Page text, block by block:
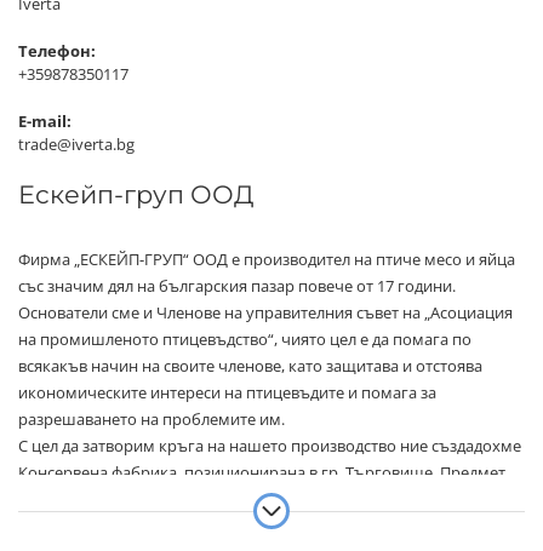
Телефон:
+359878350117
E-mail:
trade@iverta.bg
Ескейп-груп ООД
Фирма „ЕСКЕЙП-ГРУП“ ООД е производител на птиче месо и яйца
със значим дял на българския пазар повече от 17 години.
Основатели сме и Членове на управителния съвет на „Асоциация
на промишленото птицевъдство“, чиято цел е да помага по
всякакъв начин на своите членове, като защитава и отстоява
икономическите интереси на птицевъдите и помага за
разрешаването на проблемите им.
С цел да затворим кръга на нашето производство ние създадохме
Консервена фабрика, позиционирана в гр. Търговище. Предмет
на нейната дейност е производство на месни, месо-зеленчукови и
зеленчукови консерви в метални и стъклени опаковки под